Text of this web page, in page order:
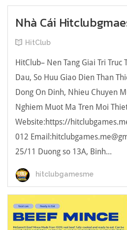
Nhà Cái
HitClub
HitClub– Nen Tang Giai Tri Truc
Dau, So Huu Giao Dien Than
Dong On Dinh, Nhieu Chuyen
Nghiem Muot Ma Tren Moi
Website:https://
012 Email:
25/11 Duong so 13A, Binh...
hitclubgamesme